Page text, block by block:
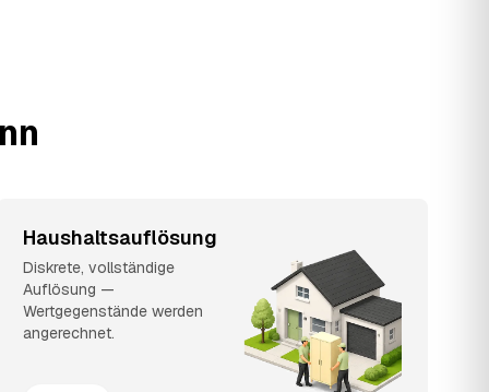
Haushaltsauflösung
Diskrete, vollständige
Auflösung —
Wertgegenstände werden
angerechnet.